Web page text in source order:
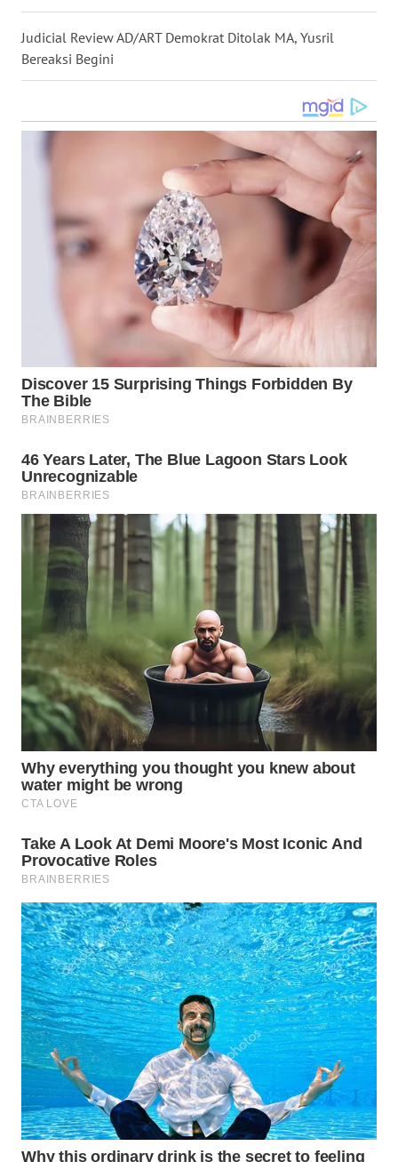
Judicial Review AD/ART Demokrat Ditolak MA, Yusril
Bereaksi Begini
KALTARA
WN
WN
SULSEL
SULUT
WN
WN
MALUT
WN
DAIRI
WN
DANAU
TOBA
WN
NIAS
WN
LANGKAT
TAPANULI
SELATAN
WN
TANJUNG
LESUNG
WN
KARO
WN
SIMALUNGUN
WN